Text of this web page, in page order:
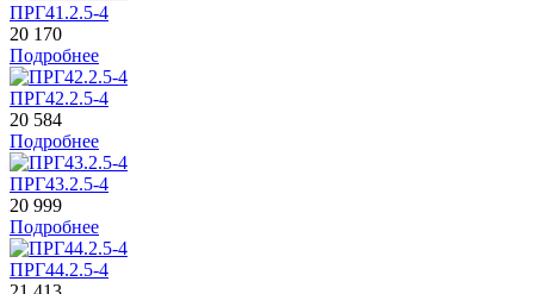
ПРГ41.2.5-4
20 170
Подробнее
ПРГ42.2.5-4
20 584
Подробнее
ПРГ43.2.5-4
20 999
Подробнее
ПРГ44.2.5-4